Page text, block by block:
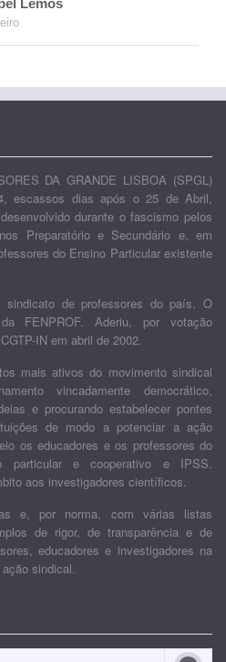
Lemos
DA GRANDE LISBOA (SPGL)
escassos dias após o 25 de Abril,
durante o fascismo pelos
Preparatório e Secundário e, em
do Ensino Particular existente
sindicato de professores do país. O
FENPROF. Aderiu, por votação
IN em abril de 2002.
mais ativos do movimento sindical
vincadamente democrático,
e procurando estabelecer pontes
de modo a potenciar a ação
os educadores e os professores do
particular e cooperativo e IPSS.
aos investigadores científicos.
e, por norma, com várias listas
de rigor, de transparência e de
educadores e investigadores na
sindical.